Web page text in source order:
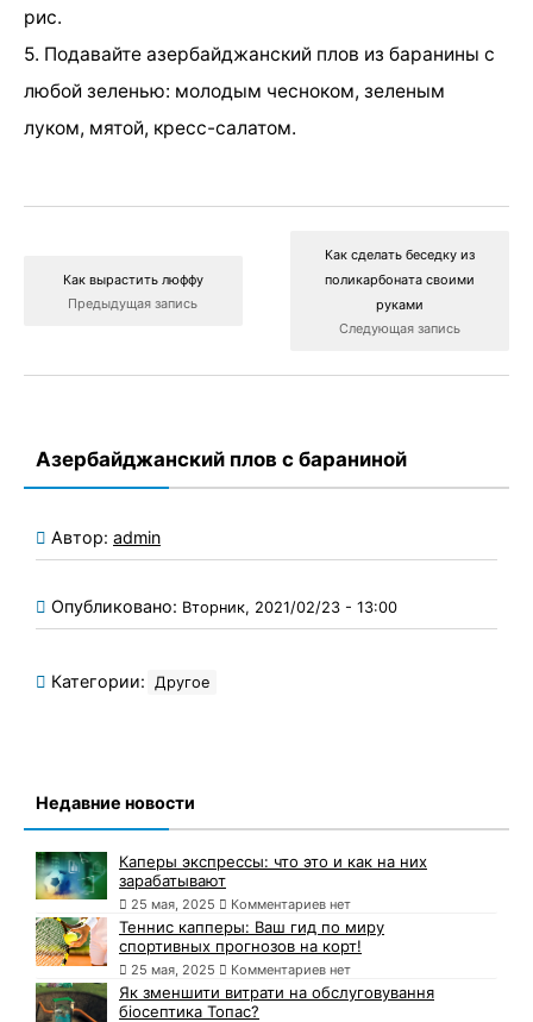
рис.
5. Подавайте азербайджанский плов из баранины с
любой зеленью: молодым чесноком, зеленым
луком, мятой, кресс-салатом.
Как вырастить люффу
Предыдущая запись
Как сделать беседку из
поликарбоната своими
руками
Следующая запись
Азербайджанский плов с бараниной
Автор: admin
Опубликовано: Вторник, 2021/02/23 - 13:00
Категории: Другое
Недавние новости
Каперы экспрессы: что это и как на них
зарабатывают
25 мая, 2025 Комментариев нет
Теннис капперы: Ваш гид по миру
спортивных прогнозов на корт!
25 мая, 2025 Комментариев нет
Як зменшити витрати на обслуговування
біосептика Топас?